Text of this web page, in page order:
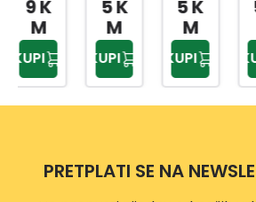
GRA
NE 29
725
MM
HLT7
5 K
M
KUPI
205
MM
HPS0
308
5 K
M
KUPI
3076
0MM
HLT7
608
5 K
M
KUPI
PRETPLATI SE NA